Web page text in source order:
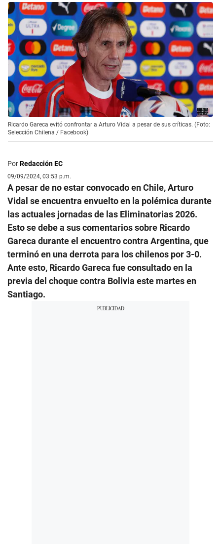
Ricardo Gareca evitó confrontar a Arturo Vidal a pesar de sus críticas. (Foto:
Selección Chilena / Facebook)
PorRedacción EC
09/09/2024, 03:53 p.m.
A pesar de no estar convocado en Chile, Arturo
Vidal se encuentra envuelto en la polémica durante
las actuales jornadas de las Eliminatorias 2026.
Esto se debe a sus comentarios sobre Ricardo
Gareca durante el encuentro contra Argentina, que
terminó en una derrota para los chilenos por 3-0.
Ante esto, Ricardo Gareca fue consultado en la
previa del choque contra Bolivia este martes en
Santiago.